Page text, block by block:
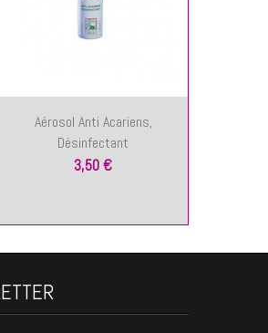
Aérosol Anti Acariens,
Désinfectant
3,50 €